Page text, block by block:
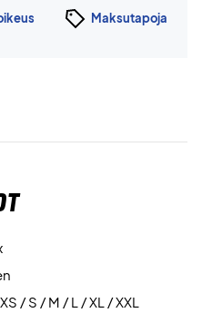
Maksutapoja
/ S / M / L / XL / XXL